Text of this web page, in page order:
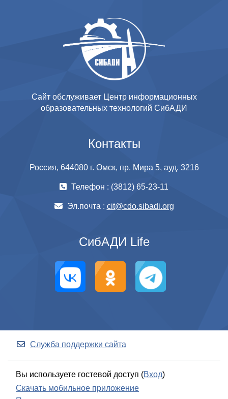
Сайт обслуживает Центр информационных
образовательных технологий СибАДИ
Контакты
Россия, 644080 г. Омск, пр. Мира 5, ауд. 3216
Телефон : (3812) 65-23-11
Эл.почта : cit@cdo.sibadi.org
СибАДИ Life
Служба поддержки сайта
Вы используете гостевой доступ (Вход)
Скачать мобильное приложение